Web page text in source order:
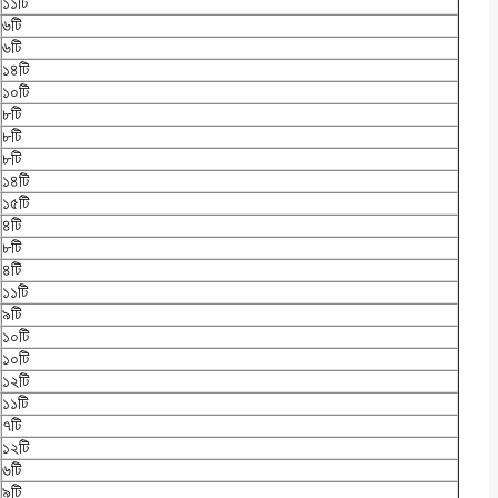
৬টি
৬টি
১৪টি
১০টি
৮টি
৮টি
৮টি
১৪টি
১৫টি
৪টি
৮টি
৪টি
১১টি
৯টি
১০টি
১০টি
১২টি
১১টি
৭টি
১২টি
৬টি
৯টি